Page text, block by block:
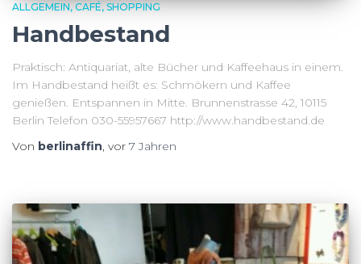
ALLGEMEIN CAFÉ SHOPPING
Handbestand
Praktisch: Antiquariat, alte Bücher und Kaffeehaus in einem.
Im Handbestand heißt es: Schmökern und Kaffee
genießen. Entspannen in Mitte. Brunnenstrasse 42, 10115
Berlin Telefon 030-55957667 http://www.handbestand.de
Von berlinaffin, vor 7 Jahren